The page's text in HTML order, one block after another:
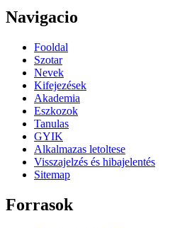
Navigacio
Fooldal
Szotar
Nevek
Kifejezések
Akademia
Eszkozok
Tanulas
GYIK
Alkalmazas letoltese
Visszajelzés és hibajelentés
Sitemap
Forrasok